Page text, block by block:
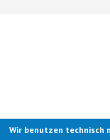
Wir benutzen technisch